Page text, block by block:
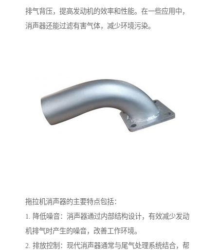
排气背压，提高发动机的效率和性能。在一些应用中，
消声器还能过滤有害气体，减少环境污染。
拖拉机消声器的主要特点包括：
1. 降低噪音：消声器通过内部结构设计，有效减少发动
机排气时产生的噪音，改善工作环境。
2. 排放控制：现代消声器通常与尾气处理系统结合，帮